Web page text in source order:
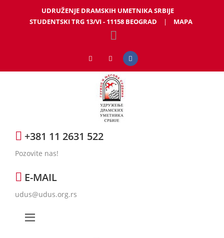
UDRUŽENJE DRAMSKIH UMETNIKA SRBIJE
STUDENTSKI TRG 13/VI - 11158 BEOGRAD
| MAPA
+381 11 2631 522
Pozovite nas!
E-MAIL
udus@udus.org.rs